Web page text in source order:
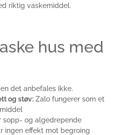
riktig vaskemiddel.
hus med
det anbefales ikke.
og støv: Zalo fungerer som et
sopp- og algedrepende
ingen effekt mot begroing